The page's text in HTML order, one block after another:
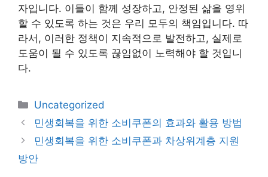
자입니다. 이들이 함께 성장하고, 안정된 삶을 영위
할 수 있도록 하는 것은 우리 모두의 책임입니다. 따
라서, 이러한 정책이 지속적으로 발전하고, 실제로
도움이 될 수 있도록 끊임없이 노력해야 할 것입니
다.
카
테
리
Uncategorized
민생회복을 위한 소비쿠폰의 효과와 활용 방법
민생회복을 위한 소비쿠폰과 차상위계층 지원
방안